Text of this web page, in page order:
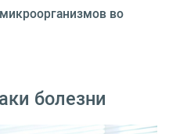
во
болезни